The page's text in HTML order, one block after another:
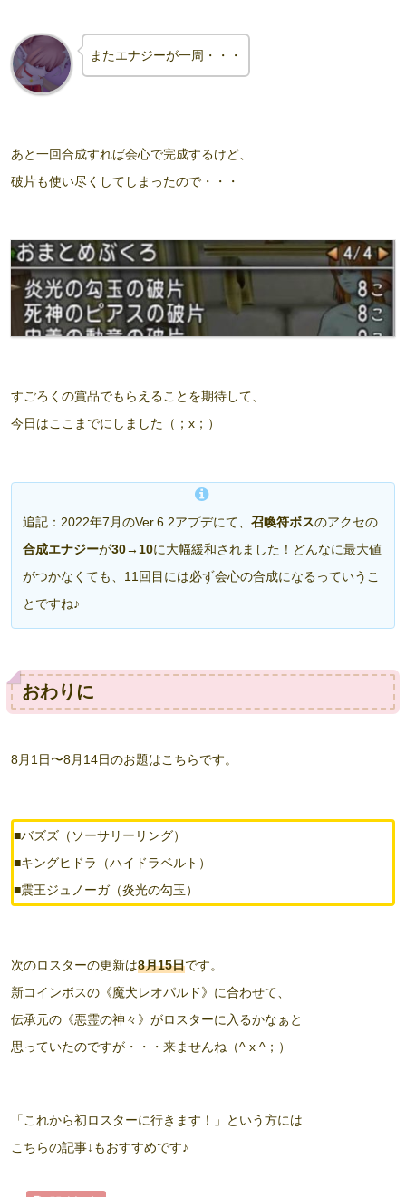
またエナジーが一周・・・
あと一回合成すれば会心で完成するけど、
破片も使い尽くしてしまったので・・・
すごろくの賞品でもらえることを期待して、
今日はここまでにしました（；x；）
追記：2022年7月のVer.6.2アプデにて、 召喚符ボスのアクセの
合成エナジーが30→10に大幅緩和されました！どんなに最大値
がつかなくても、11回目には必ず会心の合成になるっていうこ
とですね♪
おわりに
8月1日〜8月14日のお題はこちらです。
■バズズ（ソーサリーリング）
■キングヒドラ（ハイドラベルト）
■震王ジュノーガ（炎光の勾玉）
次のロスターの更新は8月15日です。
新コインボスの《魔犬レオパルド》に合わせて、
伝承元の《悪霊の神々》がロスターに入るかなぁと
思っていたのですが・・・来ませんね（^ x ^；）
「これから初ロスターに行きます！」という方には
こちらの記事↓もおすすめです♪